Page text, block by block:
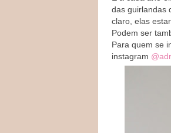
das guirlandas
claro, elas
Podem ser
Para quem se
instagram